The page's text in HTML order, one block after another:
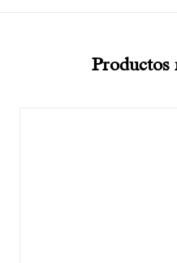
Productos